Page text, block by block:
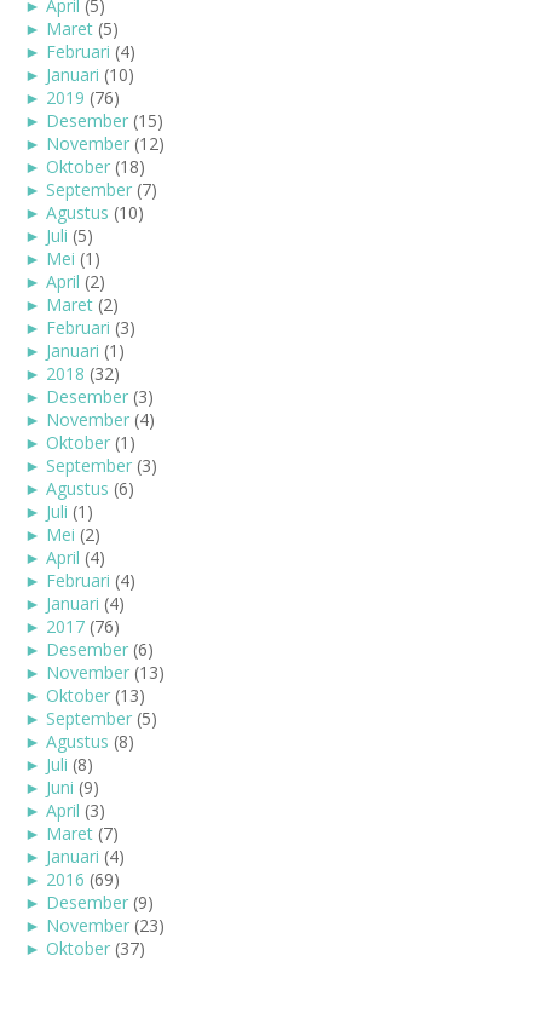
► April (5)
► Maret (5)
► Februari (4)
► Januari (10)
► 2019 (76)
► Desember (15)
► November (12)
► Oktober (18)
► September (7)
► Agustus (10)
► Juli (5)
► Mei (1)
► April (2)
► Maret (2)
► Februari (3)
► Januari (1)
► 2018 (32)
► Desember (3)
► November (4)
► Oktober (1)
► September (3)
► Agustus (6)
► Juli (1)
► Mei (2)
► April (4)
► Februari (4)
► Januari (4)
► 2017 (76)
► Desember (6)
► November (13)
► Oktober (13)
► September (5)
► Agustus (8)
► Juli (8)
► Juni (9)
► April (3)
► Maret (7)
► Januari (4)
► 2016 (69)
► Desember (9)
► November (23)
► Oktober (37)